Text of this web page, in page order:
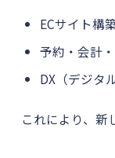
ECサイト構
予約・会計
DX（デジタ
これにより、新